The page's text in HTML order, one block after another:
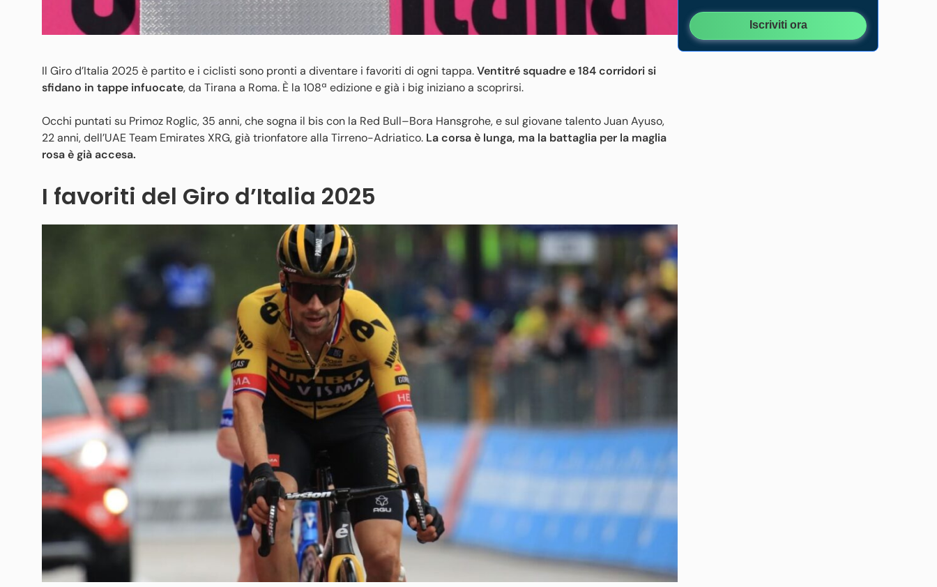
Il Giro d’Italia 2025 è partito e i ciclisti sono pronti a diventare i favoriti di ogni tappa.Ventitré squadre e 184 corridori si
sfidano in tappe infuocate, da Tirana a Roma. È la 108ª edizione e già i big iniziano a scoprirsi.
Occhi puntati su Primoz Roglic, 35 anni, che sogna il bis con la Red Bull–Bora Hansgrohe, e sul giovane talento Juan Ayuso,
22 anni, dell’UAE Team Emirates XRG, già trionfatore alla Tirreno-Adriatico. La corsa è lunga, ma la battaglia per la maglia
rosa è già accesa.
I favoriti del Giro d’Italia 2025
Iscriviti ora